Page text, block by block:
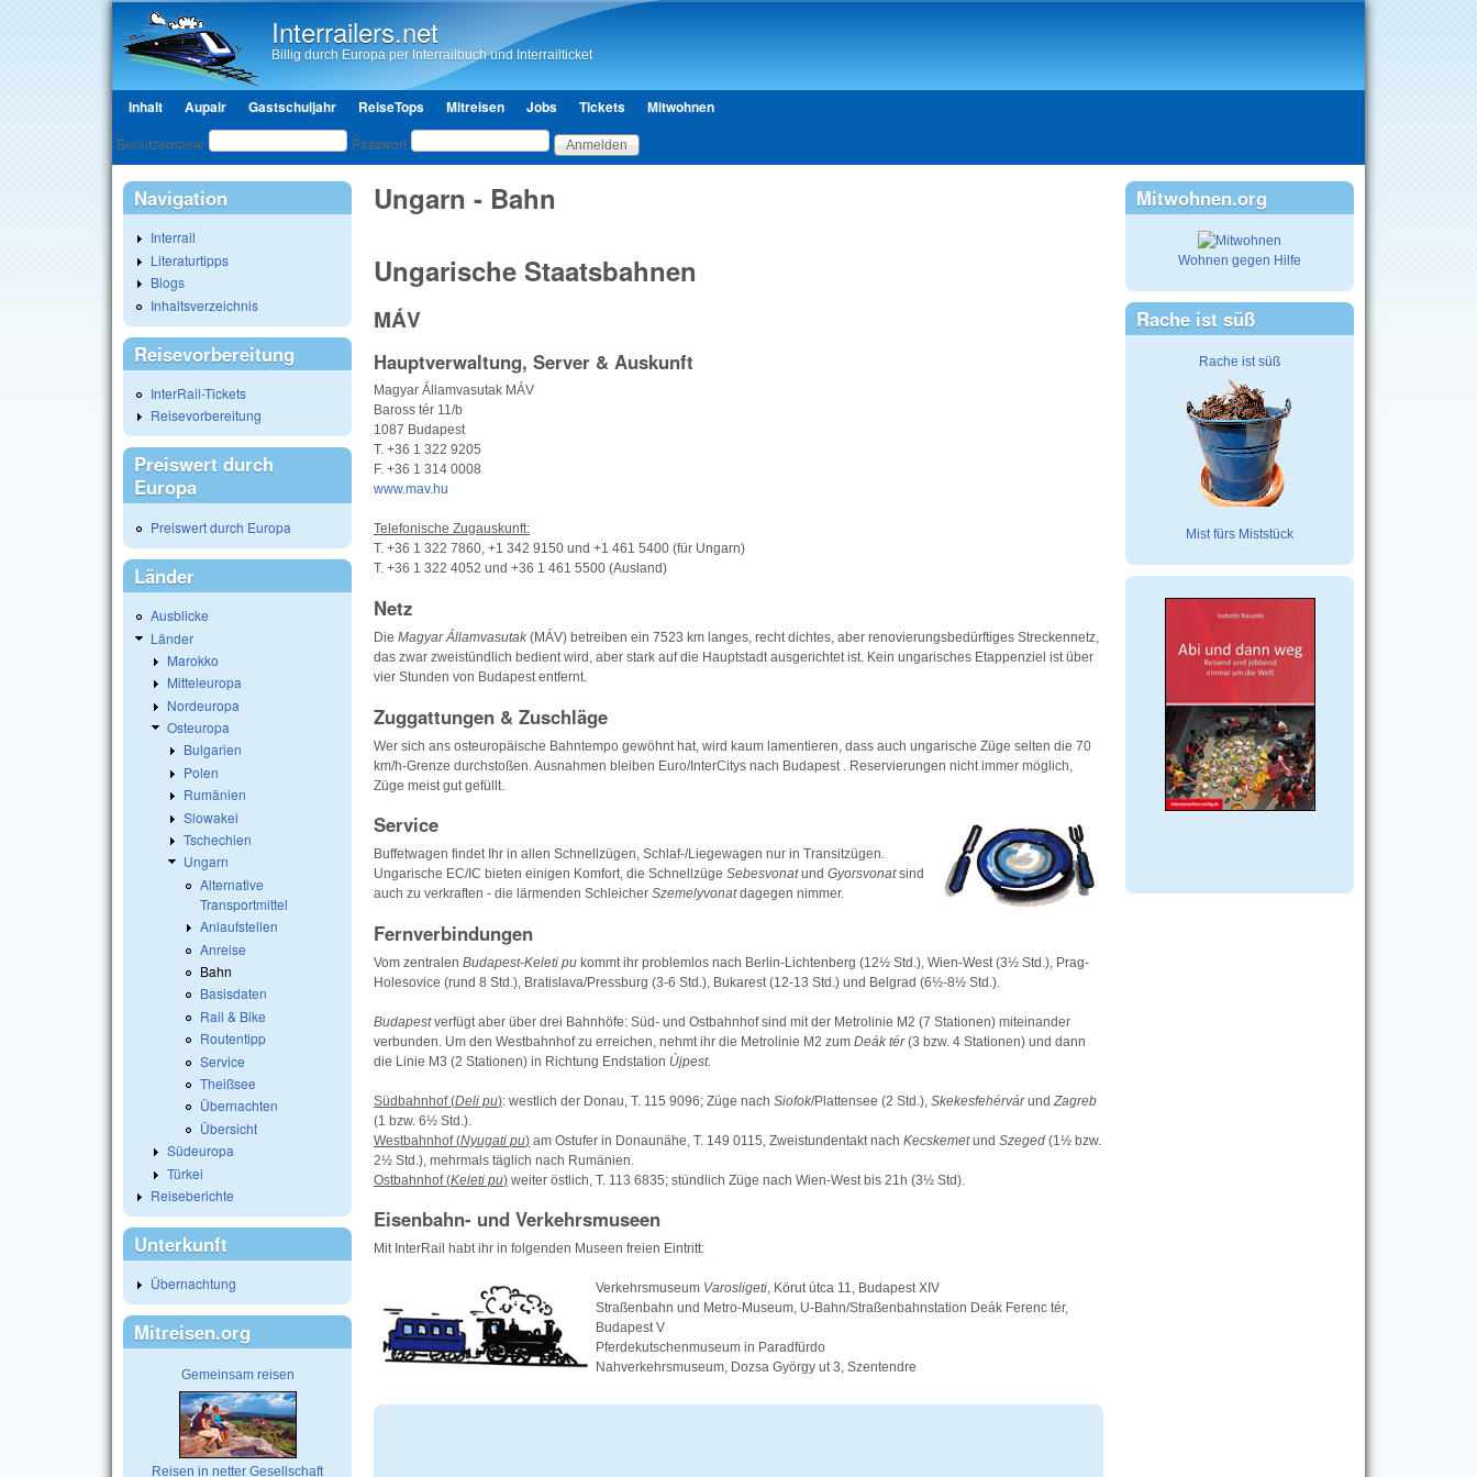
Interrailers.net
Billig durch Europa per Interrailbuch und Interrailticket
Hauptmenü
Inhalt Aupair Gastschuljahr ReiseTops Mitreisen Jobs Tickets Mitwohnen
Benutzeranmeldung
Benutzername Passwort
Ungarn - Bahn
Ungarische Staatsbahnen
MÁV
Hauptverwaltung, Server & Auskunft
Magyar Államvasutak MÁV
Baross tér 11/b
1087 Budapest
T. +36 1 322 9205
F. +36 1 314 0008
www.mav.hu
Telefonische Zugauskunft:
T. +36 1 322 7860, +1 342 9150 und +1 461 5400 (für Ungarn)
T. +36 1 322 4052 und +36 1 461 5500 (Ausland)
Netz
Die Magyar Államvasutak (MÁV) betreiben ein 7523 km langes, recht dichtes, aber renovierungsbedürftiges Streckennetz,
das zwar zweistündlich bedient wird, aber stark auf die Hauptstadt ausgerichtet ist. Kein ungarisches Etappenziel ist über
vier Stunden von Budapest entfernt.
Zuggattungen & Zuschläge
Wer sich ans osteuropäische Bahntempo gewöhnt hat, wird kaum lamentieren, dass auch ungarische Züge selten die 70
km/h-Grenze durchstoßen. Ausnahmen bleiben Euro/InterCitys nach Budapest . Reservierungen nicht immer möglich,
Züge meist gut gefüllt.
Service
Buffetwagen findet Ihr in allen Schnellzügen, Schlaf-/Liegewagen nur in Transitzügen.
Ungarische EC/IC bieten einigen Komfort, die Schnellzüge Sebesvonatund Gyorsvonatsind
auch zu verkraften - die lärmenden Schleicher Szemelyvonatdagegen nimmer.
Fernverbindungen
Vom zentralen Budapest-Keleti pu kommt ihr problemlos nach Berlin-Lichtenberg (12½ Std.), Wien-West (3½ Std.), Prag-
Holesovice (rund 8 Std.), Bratislava/Pressburg (3-6 Std.), Bukarest (12-13 Std.) und Belgrad (6½-8½ Std.).
Budapestverfügt aber über drei Bahnhöfe: Süd- und Ostbahnhof sind mit der Metrolinie M2 (7 Stationen) miteinander
verbunden. Um den Westbahnhof zu erreichen, nehmt ihr die Metrolinie M2 zum Deák tér(3 bzw. 4 Stationen) und dann
die Linie M3 (2 Stationen) in Richtung Endstation Újpest.
Südbahnhof (Deli pu): westlich der Donau, T. 115 9096; Züge nach Siofok/Plattensee (2 Std.), Skekesfehérvárund Zagreb
(1 bzw. 6½ Std.).
Westbahnhof (Nyugati pu) am Ostufer in Donaunähe, T. 149 0115, Zweistundentakt nach Kecskemetund Szeged (1½ bzw.
2½ Std.), mehrmals täglich nach Rumänien.
Ostbahnhof (Keleti pu) weiter östlich, T. 113 6835; stündlich Züge nach Wien-West bis 21h (3½ Std).
Eisenbahn- und Verkehrsmuseen
Mit InterRail habt ihr in folgenden Museen freien Eintritt:
Verkehrsmuseum Varosligeti, Körut útca 11, Budapest XIV
Straßenbahn und Metro-Museum, U-Bahn/Straßenbahnstation Deák Ferenc tér,
Budapest V
Pferdekutschenmuseum in Paradfürdo
Nahverkehrsmuseum, Dozsa György ut 3, Szentendre
Navigation
Interrail
Literaturtipps
Blogs
Inhaltsverzeichnis
Reisevorbereitung
InterRail-Tickets
Reisevorbereitung
Preiswert durch
Europa
Preiswert durch Europa
Länder
Ausblicke
Länder
Marokko
Mitteleuropa
Nordeuropa
Osteuropa
Bulgarien
Polen
Rumänien
Slowakei
Tschechien
Ungarn
Alternative
Transportmittel
Anlaufstellen
Anreise
Bahn
Basisdaten
Rail & Bike
Routentipp
Service
Theißsee
Übernachten
Übersicht
Südeuropa
Türkei
Reiseberichte
Unterkunft
Übernachtung
Mitreisen.org
Gemeinsam reisen
Reisen in netter Gesellschaft
Mitwohnen.org
Wohnen gegen Hilfe
Rache ist süß
Rache ist süß
Mist fürs Miststück